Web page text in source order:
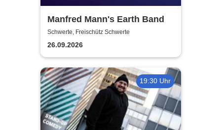
Manfred Mann's Earth Band
Schwerte, Freischütz Schwerte
26.09.2026
19:30 Uhr